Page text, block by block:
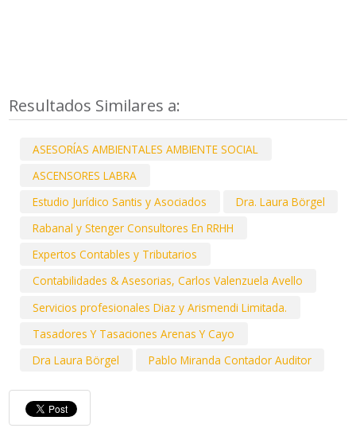
Resultados Similares a:
ASESORÍAS AMBIENTALES AMBIENTE SOCIAL
ASCENSORES LABRA
Estudio Jurídico Santis y Asociados
Dra. Laura Börgel
Rabanal y Stenger Consultores En RRHH
Expertos Contables y Tributarios
Contabilidades & Asesorias, Carlos Valenzuela Avello
Servicios profesionales Diaz y Arismendi Limitada.
Tasadores Y Tasaciones Arenas Y Cayo
Dra Laura Börgel
Pablo Miranda Contador Auditor